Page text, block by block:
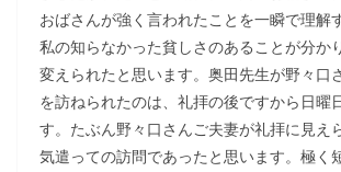
おばさんが強く言われたことを一瞬で理解
私の知らなかった貧しさのあることが分か
変えられたと思います。奥田先生が野々口
を訪ねられたのは、礼拝の後ですから日曜
す。たぶん野々口さんご夫妻が礼拝に見え
気遣っての訪問であったと思います。極く